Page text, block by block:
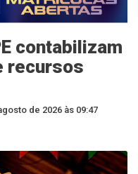
contabilizam
recursos
de 2026 às 09:47